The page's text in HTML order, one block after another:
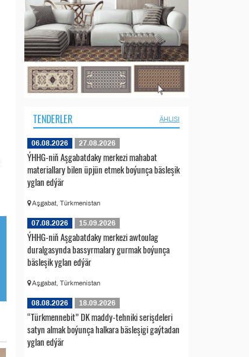
TENDERLER ÄHLISI
06.08.2026 27.08.2026
ÝHHG-niň Aşgabatdaky merkezi mahabat
materiallary bilen üpjün etmek boýunça bäsleşik
yglan edýär
Aşgabat, Türkmenistan
07.08.2026 15.09.2026
ÝHHG-niň Aşgabatdaky merkezi awtoulag
duralgasynda bassyrmalary gurmak boýunça
bäsleşik yglan edýär
Aşgabat, Türkmenistan
08.08.2026 18.09.2026
“Türkmennebit” DK maddy-tehniki serişdeleri
satyn almak boýunça halkara bäsleşigi gaýtadan
yglan edýär